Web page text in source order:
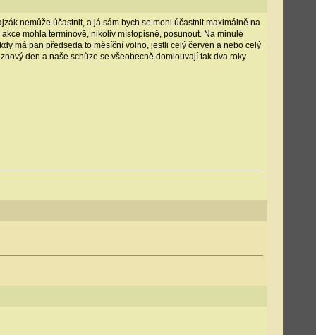
nemůže účastnit, a já sám bych se mohl účastnit maximálně na
mohla termínově, nikoliv místopisně, posunout. Na minulé
má pan předseda to měsíční volno, jestli celý červen a nebo celý
den a naše schůze se všeobecně domlouvají tak dva roky